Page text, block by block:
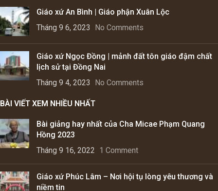
Giáo xứ An Bình | Giáo phận Xuân Lộc
Tháng 9 6, 2023
No Comments
Giáo xứ Ngọc Đồng | mảnh đất tôn giáo đậm chất
lịch sử tại Đồng Nai
Tháng 9 4, 2023
No Comments
BÀI VIẾT XEM NHIỀU NHẤT
Bài giảng hay nhất của Cha Micae Phạm Quang
Hồng 2023
Tháng 9 16, 2022 1 Comment
Giáo xứ Phúc Lâm – Nơi hội tụ lòng yêu thương và
niềm tin